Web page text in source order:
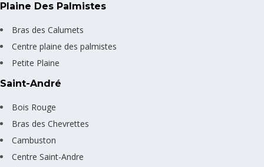
Plaine Des Palmistes
Bras des Calumets
Centre plaine des palmistes
Petite Plaine
Saint-André
Bois Rouge
Bras des Chevrettes
Cambuston
Centre Saint-Andre